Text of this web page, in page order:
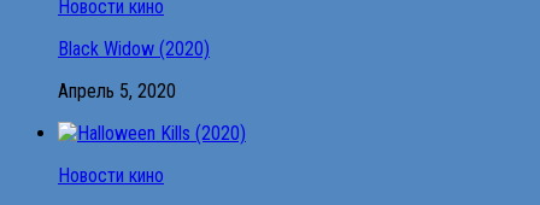
Новости кино
Black Widow (2020)
Апрель 5, 2020
Новости кино